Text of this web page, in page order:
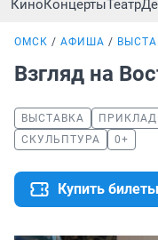
КиноКонцертыТеатр
ОМСК АФИША
Взгляд на
ВЫСТАВКА
СКУЛЬПТУРА
0+
Купить билеты